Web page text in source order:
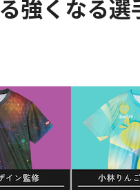
強くなる選